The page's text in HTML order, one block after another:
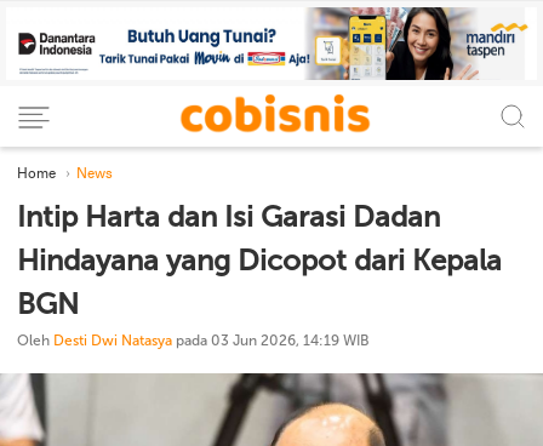
Home News
Intip Harta dan Isi Garasi Dadan
Hindayana yang Dicopot dari Kepala
BGN
Oleh Desti Dwi Natasya pada 03 Jun 2026, 14:19 WIB